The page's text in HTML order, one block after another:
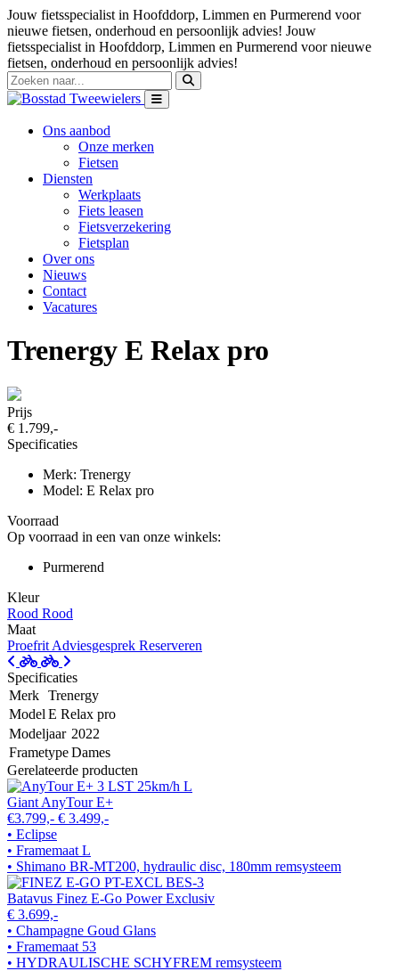
Jouw fietsspecialist in Hoofddorp, Limmen en Purmerend voor
nieuwe fietsen, onderhoud en persoonlijk advies! Jouw
fietsspecialist in Hoofddorp, Limmen en Purmerend voor nieuwe
fietsen, onderhoud en persoonlijk advies!
Ons aanbod
Onze merken
Fietsen
Diensten
Werkplaats
Fiets leasen
Fietsverzekering
Fietsplan
Over ons
Nieuws
Contact
Vacatures
Trenergy E Relax pro
Prijs
€ 1.799,-
Specificaties
Merk: Trenergy
Model: E Relax pro
Voorraad
Op voorraad in een van onze winkels:
Purmerend
Kleur
Rood Rood
Maat
Proefrit Adviesgesprek Reserveren
Specificaties
Merk Trenergy
Model E Relax pro
Modeljaar 2022
FrametypeDames
Gerelateerde producten
Giant AnyTour E+
€3.799,- € 3.499,-
• Eclipse
• Framemaat L
• Shimano BR-MT200, hydraulic disc, 180mm remsysteem
Batavus Finez E-Go Power Exclusiv
€ 3.699,-
• Champagne Goud Glans
• Framemaat 53
• HYDRAULISCHE SCHYFREM remsysteem